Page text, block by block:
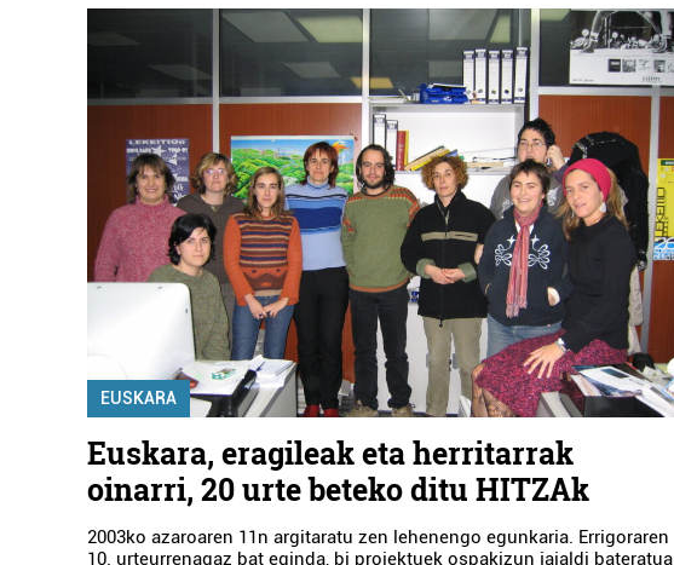
EUSKARA
Euskara, eragileak eta herritarrak
oinarri, 20 urte beteko ditu HITZAk
2003ko azaroaren 11n argitaratu zen lehenengo egunkaria. Errigoraren
10. urteurrenagaz bat eginda, bi proiektuek ospakizun jaialdi bateratua